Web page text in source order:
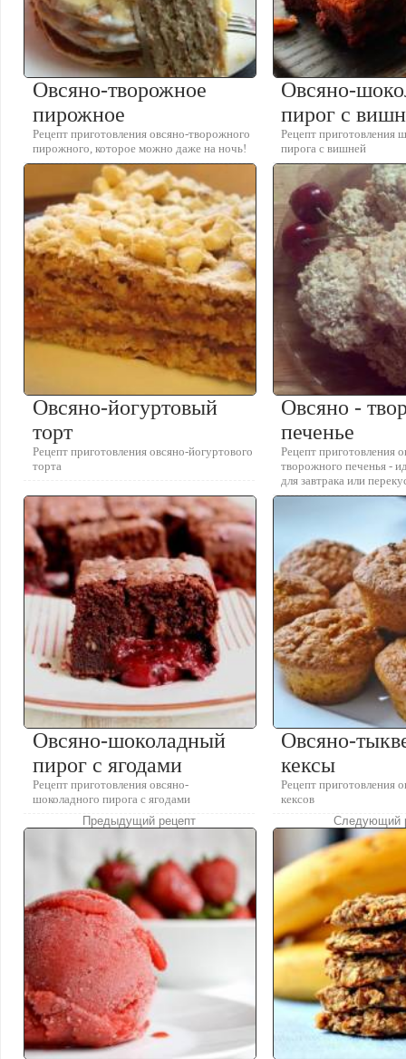
Овсяно-творожное
пирожное
Рецепт приготовления овсяно-творожного
пирожного, которое можно даже на ночь!
Овсяно-
пирог с
Рецепт приготовления
пирога с вишней
Овсяно-йогуртовый
торт
Рецепт приготовления овсяно-йогуртового
торта
Овсяно -
печенье
Рецепт приготовления
творожного печенья -
для завтрака или
Овсяно-шоколадный
пирог с ягодами
Рецепт приготовления овсяно-
шоколадного пирога с ягодами
Овсяно-
кексы
Рецепт приготовления
кексов
Предыдущий рецепт
Следующий